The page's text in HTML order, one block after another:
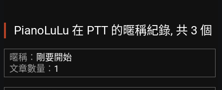
PianoLuLu 在 PTT 的暱稱紀錄, 共 3 個
暱稱： 剛要開始
文章數量： 1